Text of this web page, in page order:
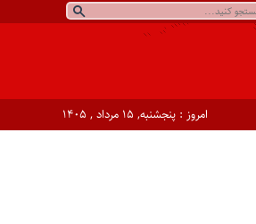
امروز : پنجشنبه, ۱۵ مرداد , ۱۴۰۵